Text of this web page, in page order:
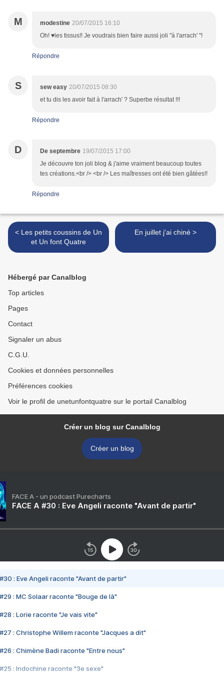
M modestine 20/07/2015 16:10
Oh! ♥les tissus!! Je voudrais bien faire aussi joli "à l'arrach' "!
Répondre
S sew easy 20/07/2015 08:30
et tu dis les avoir fait à l'arrach' ? Superbe résultat !!!
Répondre
D De septembre 19/07/2015 17:00
Je découvre ton joli blog & j'aime vraiment beaucoup toutes
tes créations.<br /> <br /> Les maîtresses ont été bien gâtées!!
Répondre
< Les petits coussins de Un
et Un font Quatre
En juillet j'ai chiné >
Hébergé par Canalblog
Top articles
Pages
Contact
Signaler un abus
C.G.U.
Cookies et données personnelles
Préférences cookies
Voir le profil de unetunfontquatre sur le portail Canalblog
Créer un blog sur Canalblog
Créer un blog
FACE A - un podcast Purecharts
FACE A #30 : Eve Angeli raconte "Avant de partir"
#30 : Eve Angeli raconte "Avant de partir"
#29 : MC Solaar raconte "Bouge de là"
#28 : Lorie raconte "Je vais vite"
#27 : Christophe Willem raconte "Jacques a dit"
#26 : Chimène Badi raconte "Entre nous"
#25 : Indochine raconte "3e sexe"